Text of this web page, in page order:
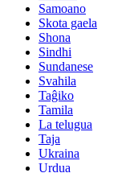
Samoano
Skota gaela
Shona
Sindhi
Sundanese
Svahila
Taĝiko
Tamila
La telugua
Taja
Ukraina
Urdua